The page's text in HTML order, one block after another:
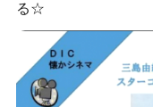
る☆